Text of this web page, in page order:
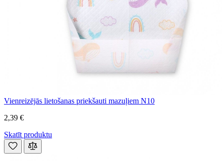
Vienreizējās lietošanas priekšauti mazuļiem N10
2,39 €
Skatīt produktu